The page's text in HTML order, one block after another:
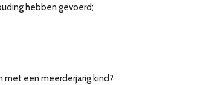
hebben gevoerd;
een meerderjarig kind?